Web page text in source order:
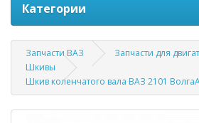
Категории
Запчасти ВАЗ
Запчасти для
Шкивы
Шкив коленчатого вала ВАЗ 2101